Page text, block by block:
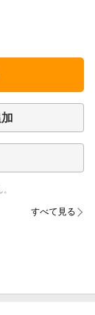
すべて見る